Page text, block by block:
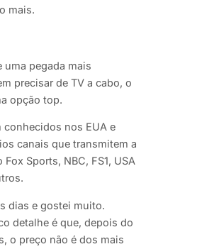
mais.
uma pegada mais
precisar de TV a cabo, o
opção top.
conhecidos nos EUA e
canais que transmitem a
Fox Sports, NBC, FS1, USA
dias e gostei muito.
detalhe é que, depois do
o preço não é dos mais